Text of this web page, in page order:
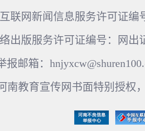
互联网新闻信息服务许可证编
出版服务许可证编号：网出
报邮箱：
南教育宣传网书面特别授权